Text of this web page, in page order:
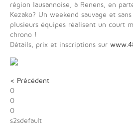
région lausannoise, à Renens, en
Kezako? Un weekend sauvage et
plusieurs équipes réalisent un court
chrono !
Détails, prix et inscriptions sur
< Précédent
0
0
0
s2sdefault